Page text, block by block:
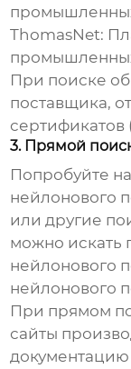
ThomasNet:
При поиске
поставщика,
сертификатов
3. Прямой
Попробуйте
нейлонового
или другие
можно искать
нейлонового
нейлонового
При прямом
сайты